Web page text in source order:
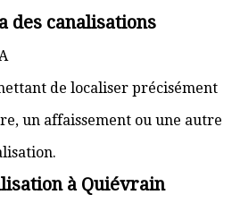
des canalisations
de localiser précisément
un affaissement ou une autre
à Quiévrain